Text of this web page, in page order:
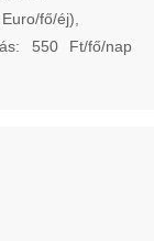
fő/éj),
550 Ft/fő/nap